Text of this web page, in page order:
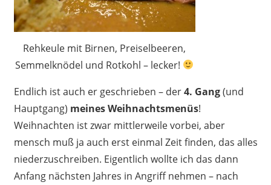
Rehkeule mit Birnen, Preiselbeeren,
Semmelknödel und Rotkohl – lecker!
Endlich ist auch er geschrieben – der4. Gang(und
Hauptgang) meines Weihnachtsmenüs!
Weihnachten ist zwar mittlerweile vorbei, aber
mensch muß ja auch erst einmal Zeit finden, das alles
niederzuschreiben. Eigentlich wollte ich das dann
Anfang nächsten Jahres in Angriff nehmen – nach